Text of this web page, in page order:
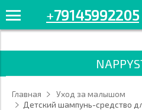
'/>
+79145992205
Главная
Уход за малышом
Детский шампунь-средство